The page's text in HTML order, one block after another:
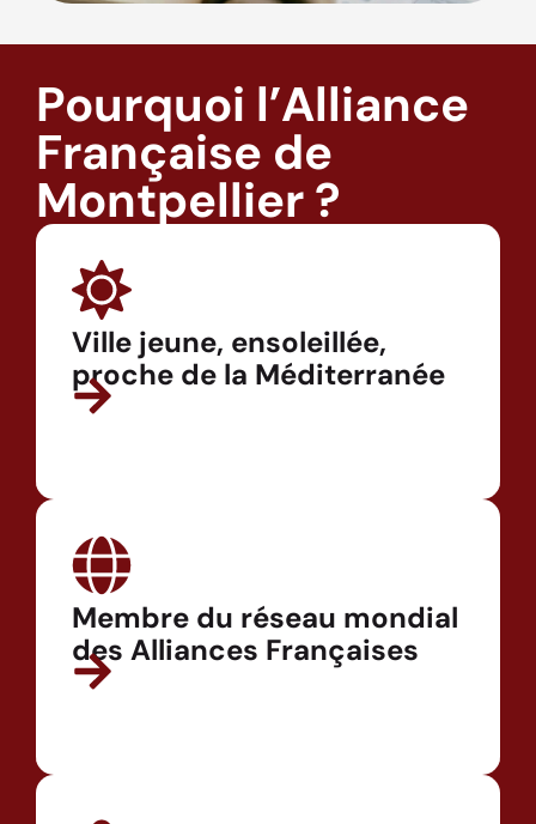
Pourquoi l’Alliance
Française de
Montpellier ?
Ville jeune, ensoleillée,
proche de la Méditerranée
Membre du réseau mondial
des Alliances Françaises